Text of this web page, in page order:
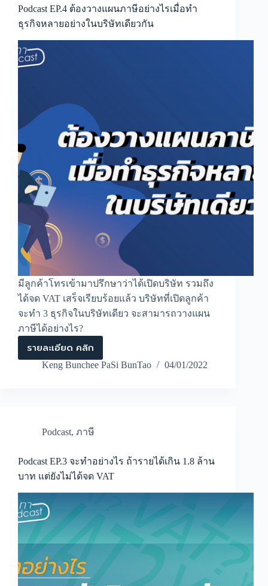
แต่
ยัง
โอน
เงิน
Podcast EP.4 ต้องวางแผนภาษีอย่างไรเมื่อทำ
ธุรกิจหลายอย่างในบริษัทเดียวกัน
มีลูกค้าโทรเข้ามาปรึกษาว่าได้เปิดบริษัท รวมถึง
ได้จด VAT เสร็จเรียบร้อยแล้ว บริษัทที่เปิดลูกค้า
จะทำ 3 ธุรกิจในบริษัทเดียว จะสามารถวางแผน
ภาษีได้อย่างไร?
รายละเอียด คลิก
Podcast
EP.4
ต้อง
ทำ
ธุรกิจ
อย่าง
ใน
บริษัท
เดียวกัน
Keng Bunchee PaSi BunTao 04/01/2022
Podcast, ภาษี
Podcast EP.3 จะทำอย่างไร ถ้ารายได้เกิน 1.8 ล้าน
บาท แต่ยังไม่ได้จด VAT